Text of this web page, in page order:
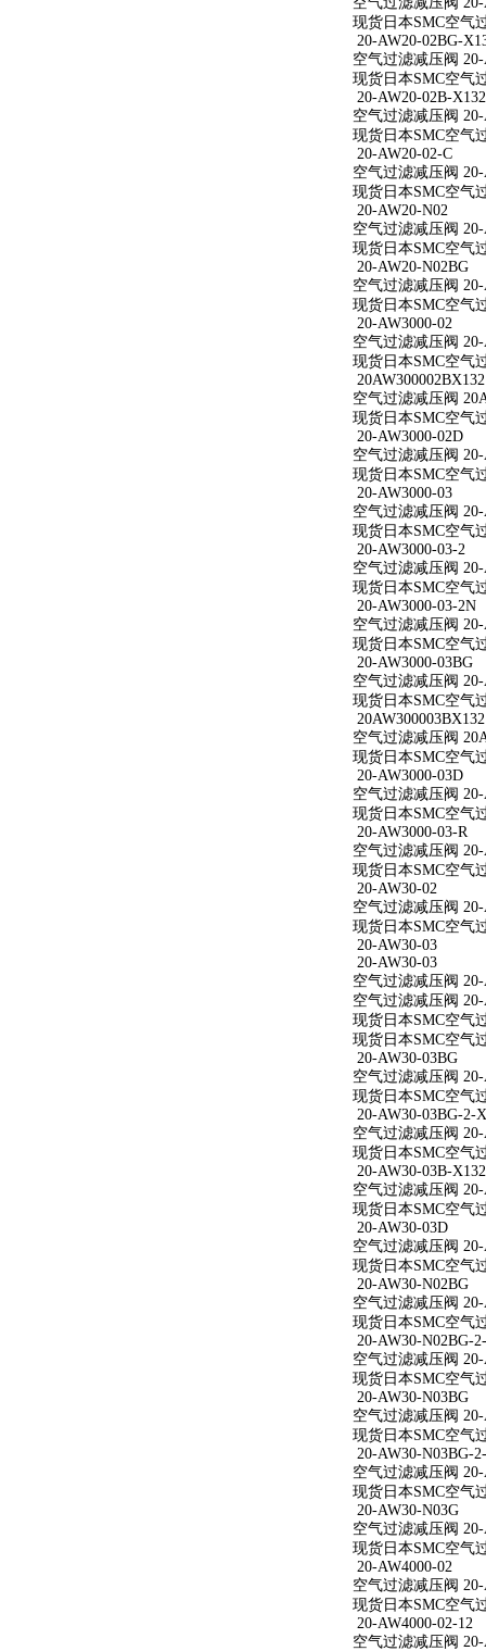
现货日本SMC空气
20-AW20-02BG-
空气过滤减压阀
现货日本SMC空气
20-AW20-02B-X132
空气过滤减压阀
现货日本SMC空气
20-AW20-02-C
空气过滤减压阀 20-
现货日本SMC空气
20-AW20-N02
空气过滤减压阀
现货日本SMC空气
20-AW20-N02BG
空气过滤减压阀
现货日本SMC空气
20-AW3000-02
空气过滤减压阀 20-
现货日本SMC空气
20AW300002BX132
空气过滤减压阀
现货日本SMC空气
20-AW3000-02D
空气过滤减压阀 20-
现货日本SMC空气
20-AW3000-03
空气过滤减压阀 20-
现货日本SMC空气
20-AW3000-03-2
空气过滤减压阀 20-
现货日本SMC空气
20-AW3000-03-2N
空气过滤减压阀
现货日本SMC空气
20-AW3000-03BG
空气过滤减压阀 20-
现货日本SMC空气
20AW300003BX132
空气过滤减压阀
现货日本SMC空气
20-AW3000-03D
空气过滤减压阀 20-
现货日本SMC空气
20-AW3000-03-R
空气过滤减压阀 20-
现货日本SMC空气
20-AW30-02
空气过滤减压阀 20-
现货日本SMC空气
20-AW30-03
20-AW30-03
空气过滤减压阀 20-
空气过滤减压阀 20-
现货日本SMC空气
现货日本SMC空气
20-AW30-03BG
空气过滤减压阀 20-
现货日本SMC空气
20-AW30-03BG-2-
空气过滤减压阀
现货日本SMC空气
20-AW30-03B-X132
空气过滤减压阀
现货日本SMC空气
20-AW30-03D
空气过滤减压阀
现货日本SMC空气
20-AW30-N02BG
空气过滤减压阀
现货日本SMC空气
20-AW30-N02BG-
空气过滤减压阀
现货日本SMC空气
20-AW30-N03BG
空气过滤减压阀
现货日本SMC空气
20-AW30-N03BG-
空气过滤减压阀
现货日本SMC空气
20-AW30-N03G
空气过滤减压阀
现货日本SMC空气
20-AW4000-02
空气过滤减压阀 20-
现货日本SMC空气
20-AW4000-02-12
空气过滤减压阀 20-